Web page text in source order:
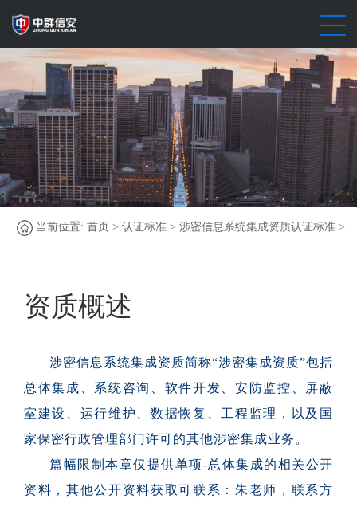
当前位置: 首页 > 认证标准 > 涉密信息系统集成资质认证标准 >
资质概述
涉密信息系统集成资质简称“涉密集成资质”包括
总体集成、系统咨询、软件开发、安防监控、屏蔽
室建设、运行维护、数据恢复、工程监理，以及国
家保密行政管理部门许可的其他涉密集成业务。
篇幅限制本章仅提供单项-总体集成的相关公开
资料， 其他公开资料获取可联系：朱老师，联系方